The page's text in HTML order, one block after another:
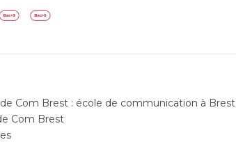
Com Brest : école de communication à Brest
Com Brest